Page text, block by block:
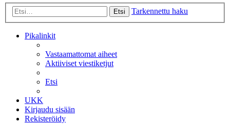
Etsi Tarkennettu haku
Pikalinkit
Vastaamattomat aiheet
Aktiiviset viestiketjut
Etsi
UKK
Kirjaudu sisään
Rekisteröidy